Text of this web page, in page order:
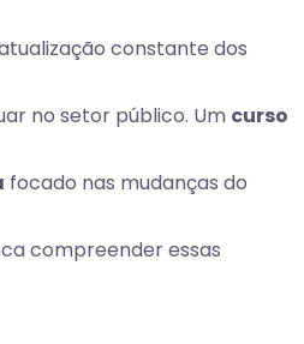
constante dos
no setor público. Um curso
focado nas mudanças do
compreender essas